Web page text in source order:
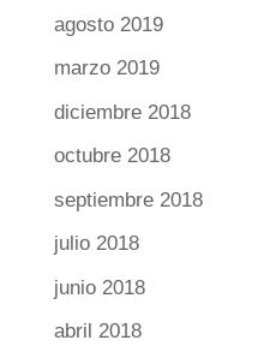
agosto 2019
marzo 2019
diciembre 2018
octubre 2018
septiembre 2018
julio 2018
junio 2018
abril 2018